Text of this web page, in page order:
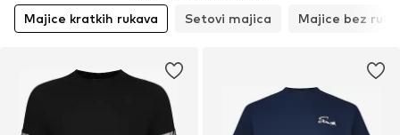
Majice kratkih rukava
Setovi majica Majice bez